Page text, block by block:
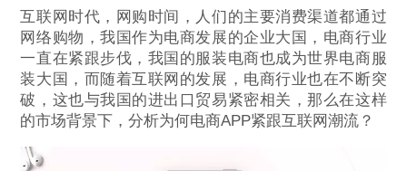
互联网时代，网购时间，人们的主要消费渠道都通过
网络购物，我国作为电商发展的企业大国，电商行业
一直在紧跟步伐，我国的服装电商也成为世界电商服
装大国，而随着互联网的发展，电商行业也在不断突
破，这也与我国的进出口贸易紧密相关，那么在这样
的市场背景下，分析为何电商APP紧跟互联网潮流？